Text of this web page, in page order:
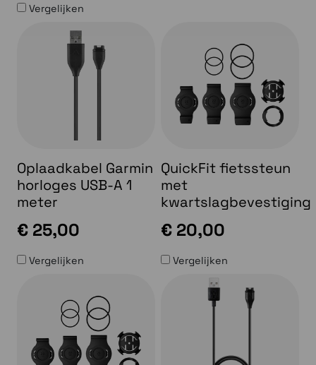
Vergelijken
Oplaadkabel Garmin
horloges USB-A 1
meter
€ 25,00
Vergelijken
QuickFit fietssteun
met
kwartslagbevestiging
€ 20,00
Vergelijken